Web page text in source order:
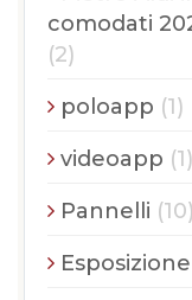
comodati
(2)
poloapp (1)
videoapp (1)
Pannelli (10)